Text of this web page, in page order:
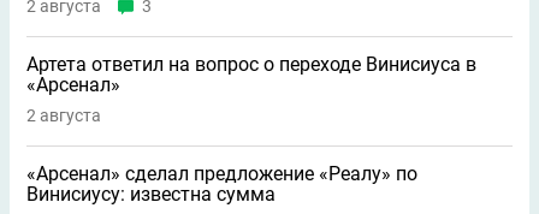
2 августа 3
Артета ответил на вопрос о переходе Винисиуса в
«Арсенал»
2 августа
«Арсенал» сделал предложение «Реалу» по
Винисиусу: известна сумма